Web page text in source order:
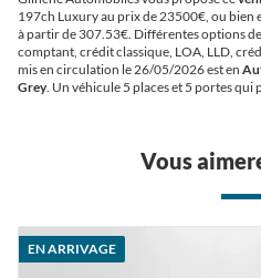
197ch Luxury au prix de 23500€, ou bien
à partir de 307.53€. Différentes options
comptant, crédit classique, LOA, LLD,
mis en circulation le 26/05/2026 est en
Grey. Un véhicule 5 places et 5 portes qui
Vous
EN ARRIVAGE